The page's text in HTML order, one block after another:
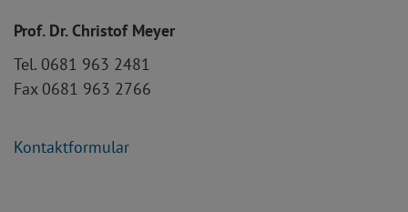
Prof. Dr. Christof Meyer
Tel. 0681 963 2481
Fax 0681 963 2766
Kontaktformular